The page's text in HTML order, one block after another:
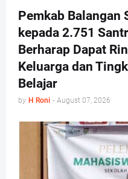
Pemkab Balangan
kepada 2.751
Berharap Dapat
Keluarga dan
Belajar
by H Roni - August 07, 2026